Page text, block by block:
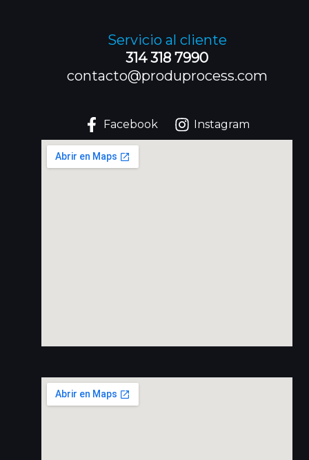
Servicio al cliente
314 318 7990
contacto@produprocess.com
Facebook Instagram